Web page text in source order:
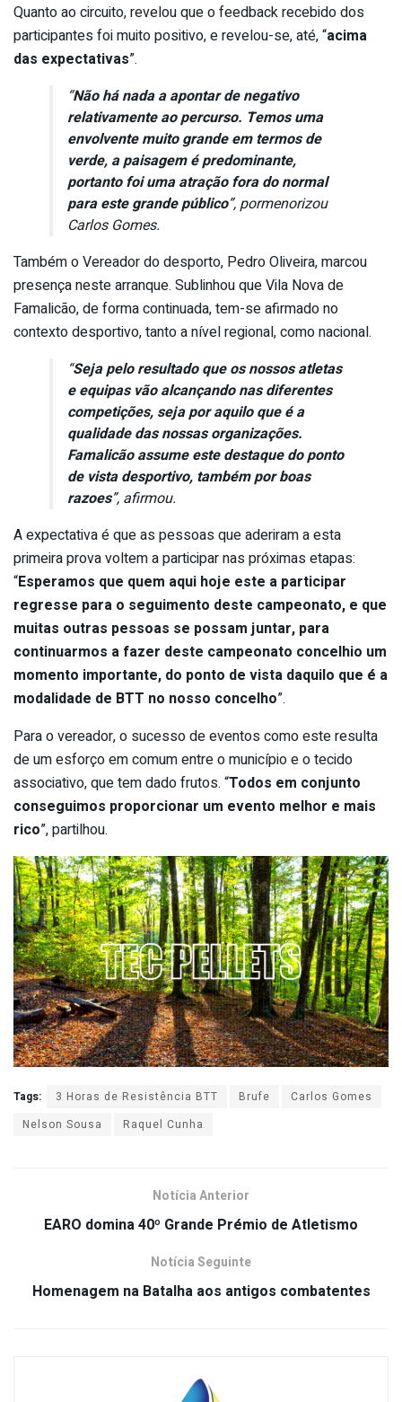
Quanto ao circuito, revelou que o feedback recebido dos
participantes foi muito positivo, e revelou-se, até, “acima
das expectativas”.
“Não há nada a apontar de negativo
relativamente ao percurso. Temos uma
envolvente muito grande em termos de
verde, a paisagem é predominante,
portanto foi uma atração fora do normal
para este grande público”, pormenorizou
Carlos Gomes.
Também o Vereador do desporto, Pedro Oliveira, marcou
presença neste arranque. Sublinhou que Vila Nova de
Famalicão, de forma continuada, tem-se afirmado no
contexto desportivo, tanto a nível regional, como nacional.
“Seja pelo resultado que os nossos atletas
e equipas vão alcançando nas diferentes
competições, seja por aquilo que é a
qualidade das nossas organizações.
Famalicão assume este destaque do ponto
de vista desportivo, também por boas
razoes”, afirmou.
A expectativa é que as pessoas que aderiram a esta
primeira prova voltem a participar nas próximas etapas:
“Esperamos que quem aqui hoje este a participar
regresse para o seguimento deste campeonato, e que
muitas outras pessoas se possam juntar, para
continuarmos a fazer deste campeonato concelhio um
momento importante, do ponto de vista daquilo que é a
modalidade de BTT no nosso concelho”.
Para o vereador, o sucesso de eventos como este resulta
de um esforço em comum entre o município e o tecido
associativo, que tem dado frutos. “Todos em conjunto
conseguimos proporcionar um evento melhor e mais
rico”, partilhou.
Tags: 3 Horas de Resistência BTT Brufe
Carlos Gomes
Nelson Sousa
Raquel Cunha
Notícia Anterior
EARO domina 40º Grande Prémio de Atletismo
Notícia Seguinte
Homenagem na Batalha aos antigos combatentes